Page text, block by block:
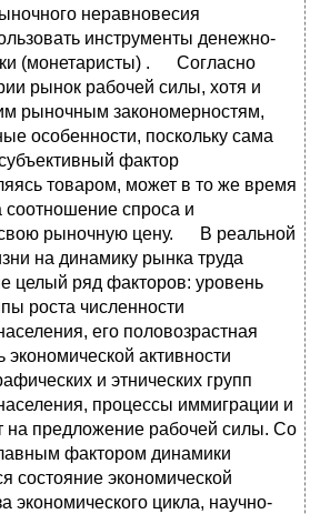
неравновесия
инструменты денежно-
(монетаристы) . Согласно
рынок рабочей силы, хотя и
рыночным закономерностям,
особенности, поскольку сама
фактор
товаром, может в то же время
соотношение спроса и
рыночную цену. В реальной
на динамику рынка труда
целый ряд факторов: уровень
роста численности
его половозрастная
экономической активности
и этнических групп
процессы иммиграции и
на предложение рабочей силы. Со
фактором динамики
состояние экономической
экономического цикла, научно-